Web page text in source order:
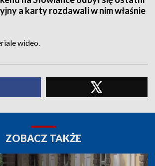
a karty rozdawali w nim właśnie
wideo.
ZOBACZ TAKŻE